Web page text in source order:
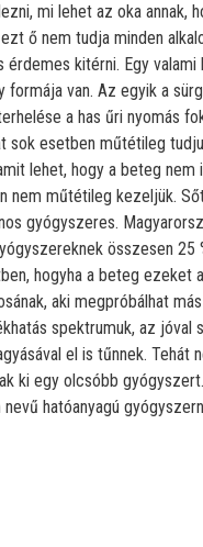
mi lehet az oka
ő nem tudja minden
kitérni. Egy
formája van. Az egyik a
a has űri nyomás
sok esetben műtétileg
lehet, hogy a beteg
nem műtétileg kezeljük.
gyógyszeres.
összesen
hogyha a beteg
aki megpróbálhat
spektrumuk, az
el is tűnnek.
ki egy olcsóbb
hatóanyagú